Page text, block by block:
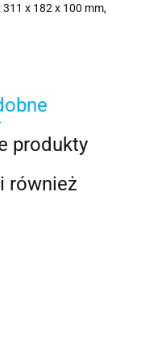
x 182 x 100 mm,
produkty
również